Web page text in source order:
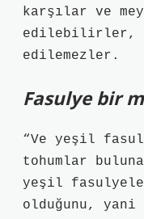
karşılar ve
edilebilirler,
edilemezler.
Fasulye bir
“Ve yeşil
tohumlar
yeşil
olduğunu, yani